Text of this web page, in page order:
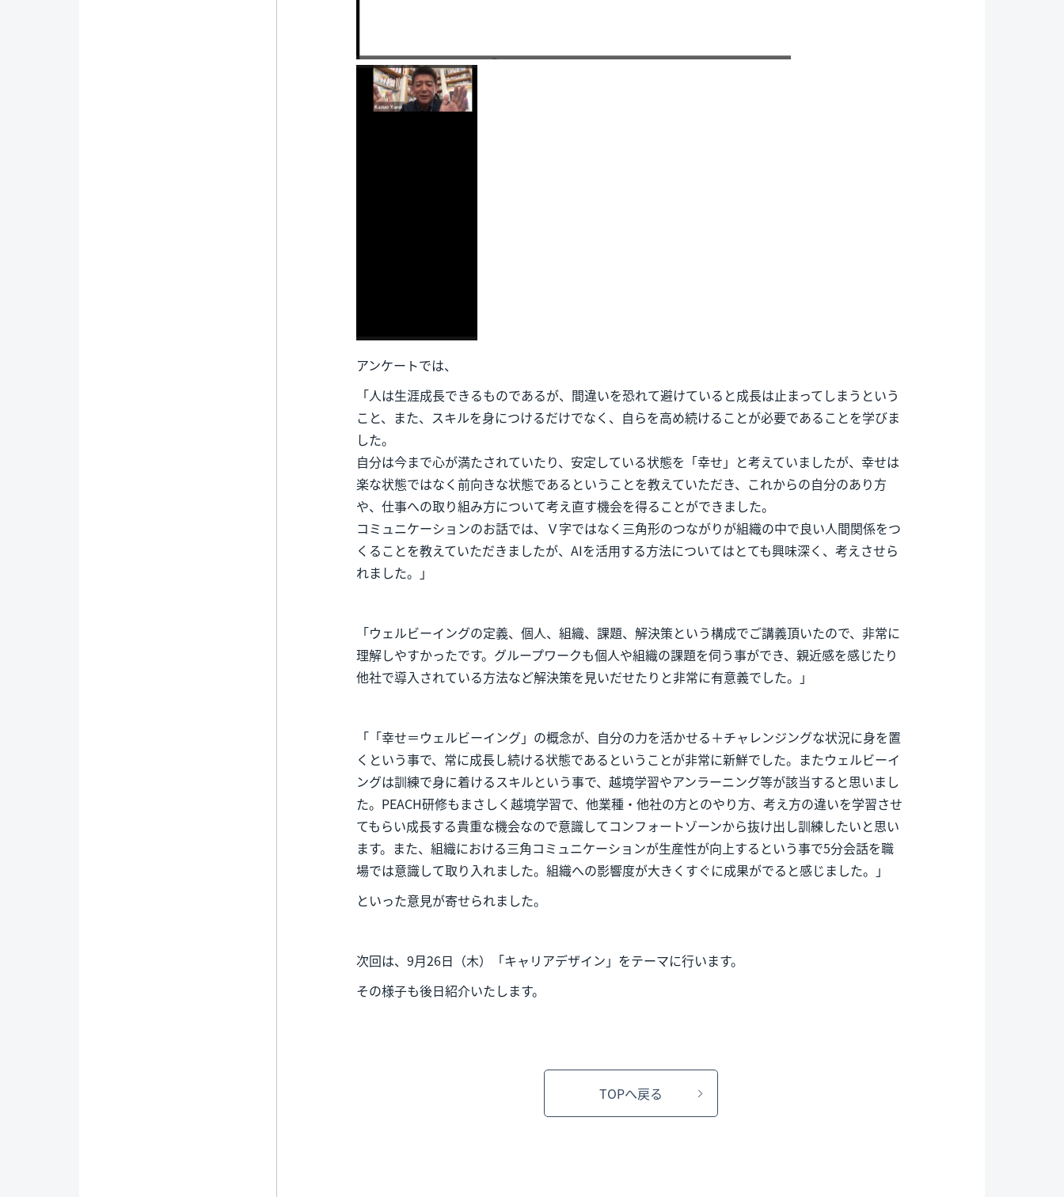
アンケートでは、
「人は生涯成長できるものであるが、間違いを恐れて避けていると成長は止まってしまうという
こと、また、スキルを身につけるだけでなく、自らを高め続けることが必要であることを学びま
した。
自分は今まで心が満たされていたり、安定している状態を「幸せ」と考えていましたが、幸せは
楽な状態ではなく前向きな状態であるということを教えていただき、これからの自分のあり方
や、仕事への取り組み方について考え直す機会を得ることができました。
コミュニケーションのお話では、Ｖ字ではなく三角形のつながりが組織の中で良い人間関係をつ
くることを教えていただきましたが、AIを活用する方法についてはとても興味深く、考えさせら
れました。」
「ウェルビーイングの定義、個人、組織、課題、解決策という構成でご講義頂いたので、非常に
理解しやすかったです。グループワークも個人や組織の課題を伺う事ができ、親近感を感じたり
他社で導入されている方法など解決策を見いだせたりと非常に有意義でした。」
「「幸せ＝ウェルビーイング」の概念が、自分の力を活かせる＋チャレンジングな状況に身を置
くという事で、常に成長し続ける状態であるということが非常に新鮮でした。またウェルビーイ
ングは訓練で身に着けるスキルという事で、越境学習やアンラーニング等が該当すると思いまし
た。PEACH研修もまさしく越境学習で、他業種・他社の方とのやり方、考え方の違いを学習させ
てもらい成長する貴重な機会なので意識してコンフォートゾーンから抜け出し訓練したいと思い
ます。また、組織における三角コミュニケーションが生産性が向上するという事で5分会話を職
場では意識して取り入れました。組織への影響度が大きくすぐに成果がでると感じました。」
といった意見が寄せられました。
次回は、9月26日（木）「キャリアデザイン」をテーマに行います。
その様子も後日紹介いたします。
TOPへ戻る